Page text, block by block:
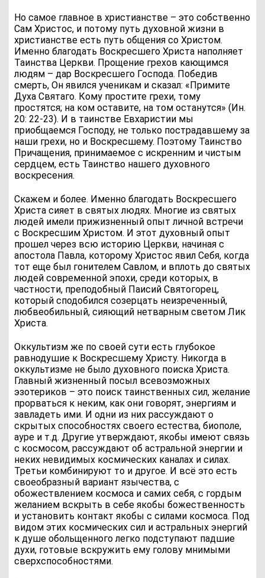
Но самое главное в христианстве – это собственно
Сам Христос, и потому путь духовной жизни в
христианстве есть путь общения со Христом.
Именно благодать Воскресшего Христа наполняет
Таинства Церкви. Прощение грехов кающимся
людям – дар Воскресшего Господа. Победив
смерть, Он явился ученикам и сказал: «Примите
Духа Святаго. Кому простите грехи, тому
простятся; на ком оставите, на том останутся» (Ин.
20: 22-23). И в таинстве Евхаристии мы
приобщаемся Господу, не только пострадавшему за
наши грехи, но и Воскресшему. Поэтому Таинство
Причащения, принимаемое с искренним и чистым
сердцем, есть Таинство нашего духовного
воскресения.
Скажем и более. Именно благодать Воскресшего
Христа сияет в святых людях. Многие из святых
людей имели прижизненный опыт личной встречи
с Воскресшим Христом. И этот духовный опыт
прошел через всю историю Церкви, начиная с
апостола Павла, которому Христос явил Себя, когда
тот еще был гонителем Савлом, и вплоть до святых
людей современной эпохи, среди которых, в
частности, преподобный Паисий Святогорец,
который сподобился созерцать неизреченный,
любвеобильный, сияющий нетварным светом Лик
Христа.
Оккультизм же по своей сути есть глубокое
равнодушие к Воскресшему Христу. Никогда в
оккультизме не было духовного поиска Христа.
Главный жизненный посыл всевозможных
эзотериков – это поиск таинственных сил, желание
прорваться к неким, как они говорят, энергиям и
завладеть ими. И одни из них рассуждают о
скрытых способностях своего естества, биополе,
ауре и т.д. Другие утверждают, якобы имеют связь
с космосом, рассуждают об астральной энергии и
неких невидимых космических каналах и силах.
Третьи комбинируют то и другое. И всё это есть
своеобразный вариант язычества, с
обожествлением космоса и самих себя, с гордым
желанием вскрыть в себе якобы божественность
и установить контакт якобы с силами космоса. Под
видом этих космических сил и астральных энергий
к душе обольщенного легко подступают падшие
духи, готовые вскружить ему голову мнимыми
сверхспособностями.